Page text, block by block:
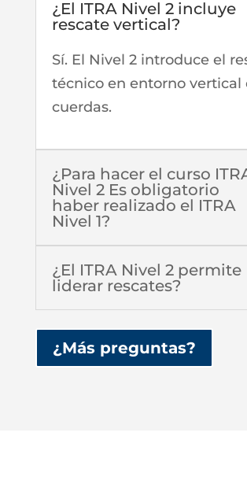
¿El ITRA Nivel 2 incluye
rescate vertical?
Sí. El Nivel 2 introduce el
técnico en entorno vertical
cuerdas.
¿Para hacer el curso
Nivel 2 Es obligatorio
haber realizado el ITRA
Nivel 1?
¿El ITRA Nivel 2 permite
liderar rescates?
¿Más preguntas?